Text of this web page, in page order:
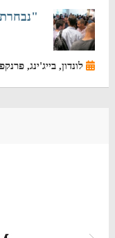
לונדון, בייג'ינג,